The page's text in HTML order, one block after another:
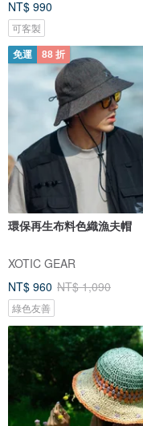
NT$ 990
可客製
免運 88 折
環保再生布料色織漁夫帽
XOTIC GEAR
NT$ 960 NT$ 1,090
綠色友善